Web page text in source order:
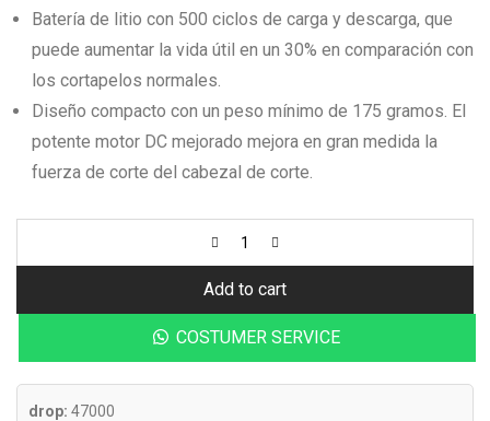
Batería de litio con 500 ciclos de carga y descarga, que
puede aumentar la vida útil en un 30% en comparación con
los cortapelos normales.
Diseño compacto con un peso mínimo de 175 gramos. El
potente motor DC mejorado mejora en gran medida la
fuerza de corte del cabezal de corte.
Add to cart
COSTUMER SERVICE
drop: 47000